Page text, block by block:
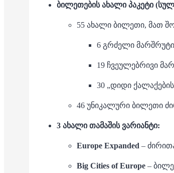
ბილეთების ახალი პაკეტი
55 ახალი ბილეთი, მათ
6 გრძელი მარშრუტი
19 ჩვეულებრივი
30 „დიდი
46 უნიკალური ბილეთი
3 ახალი თამაშის ვარიანტი:
Europe Expanded –
Big Cities of Europe –